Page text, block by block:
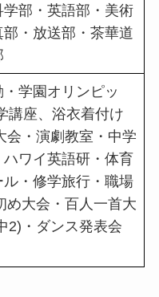
部・英語部・美術
・放送部・茶華道
学園オリンピッ
講座、浴衣着付け
会・演劇教室・中学
ワイ英語研・体育
・修学旅行・職場
め大会・百人一首大
2)・ダンス発表会